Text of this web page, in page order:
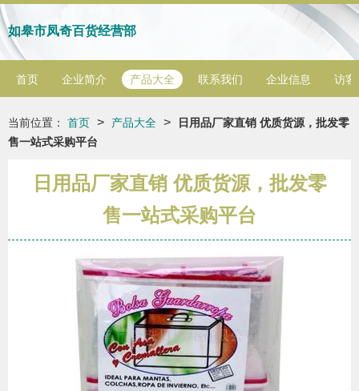
如皋市凤奇百货经营部
首页 企业简介 产品大全 联系我们 企业信息 访客
当前位置： 首页 > 产品大全 >
日用品厂家直销 优质货源，批发零
售一站式采购平台
日用品厂家直销 优质货源，批发零
售一站式采购平台